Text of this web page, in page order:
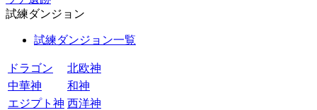
試練ダンジョン
試練ダンジョン一覧
ドラゴン
北欧神
中華神
和神
エジプト神 西洋神